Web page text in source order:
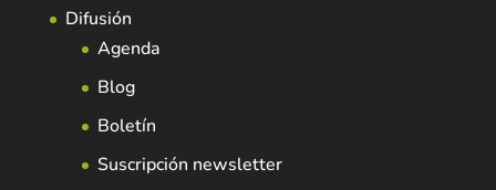
Difusión
Agenda
Blog
Boletín
Suscripción newsletter